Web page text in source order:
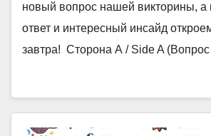
новый вопрос нашей викторины, а
ответ и интересный инсайд
завтра! Сторона А / Side A